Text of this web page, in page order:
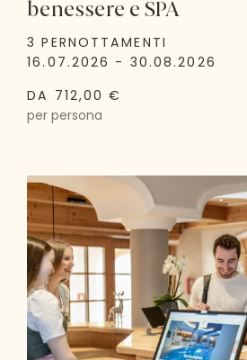
benessere e SPA
3 PERNOTTAMENTI
16.07.2026 - 30.08.2026
DA 712,00 €
per persona